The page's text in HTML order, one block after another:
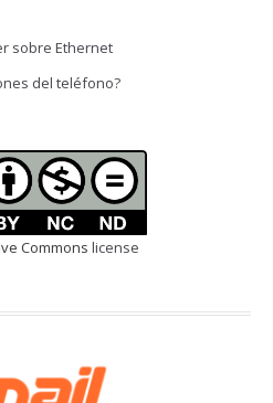
sobre Ethernet
del teléfono?
Commons license